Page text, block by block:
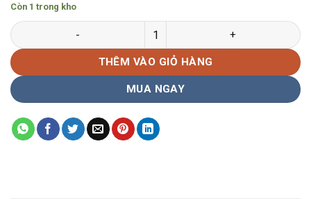
Còn 1 trong kho
Gọng kính Ray-Ban RB-6346 Hàng chính hãng số lượng
THÊM VÀO GIỎ HÀNG
MUA NGAY